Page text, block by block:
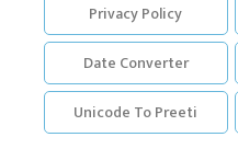
Privacy Policy
Date Converter
Unicode To Preeti